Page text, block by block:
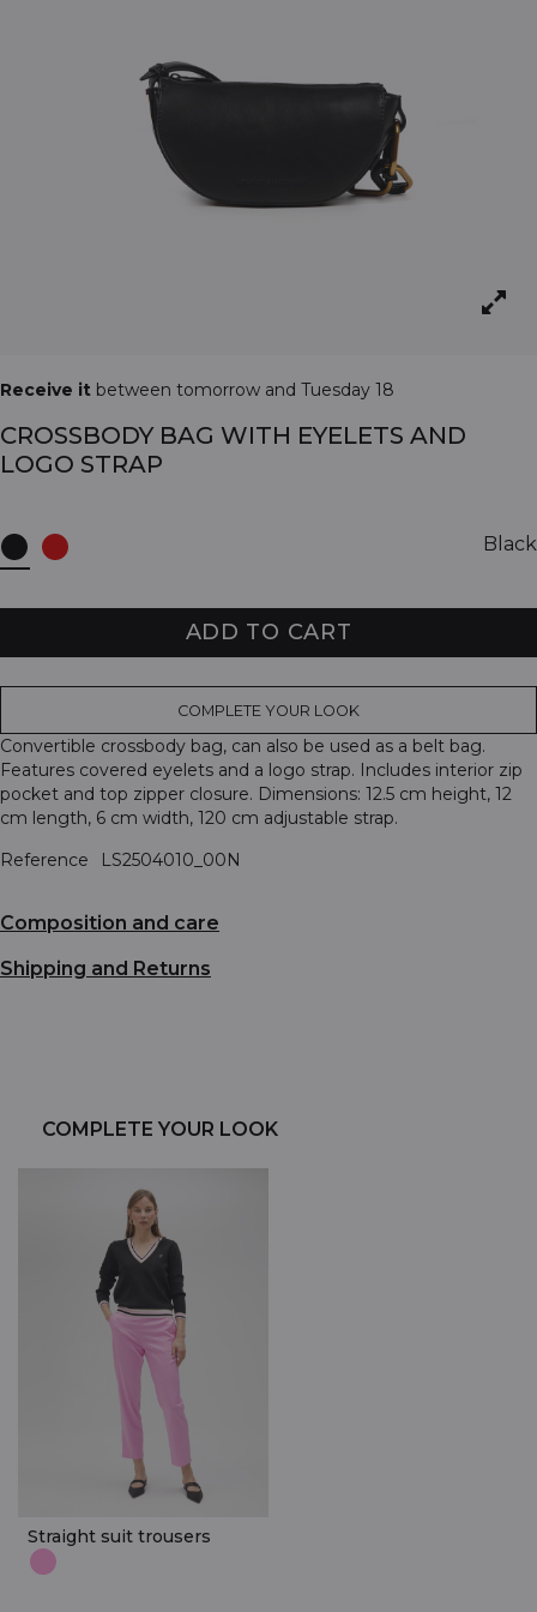
Receive it between tomorrow and Tuesday 18
CROSSBODY BAG WITH EYELETS AND
LOGO STRAP
Black
ADD TO CART
COMPLETE YOUR LOOK
Convertible crossbody bag, can also be used as a belt bag.
Features covered eyelets and a logo strap. Includes interior zip
pocket and top zipper closure. Dimensions: 12.5 cm height, 12
cm length, 6 cm width, 120 cm adjustable strap.
Reference
LS2504010_00N
Composition and care
Shipping and Returns
COMPLETE YOUR LOOK
Straight suit trousers